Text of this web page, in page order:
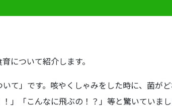
について紹介します。
て」です。咳やくしゃみをした時に、菌が
」「こんなに飛ぶの！？」等と驚いていまし